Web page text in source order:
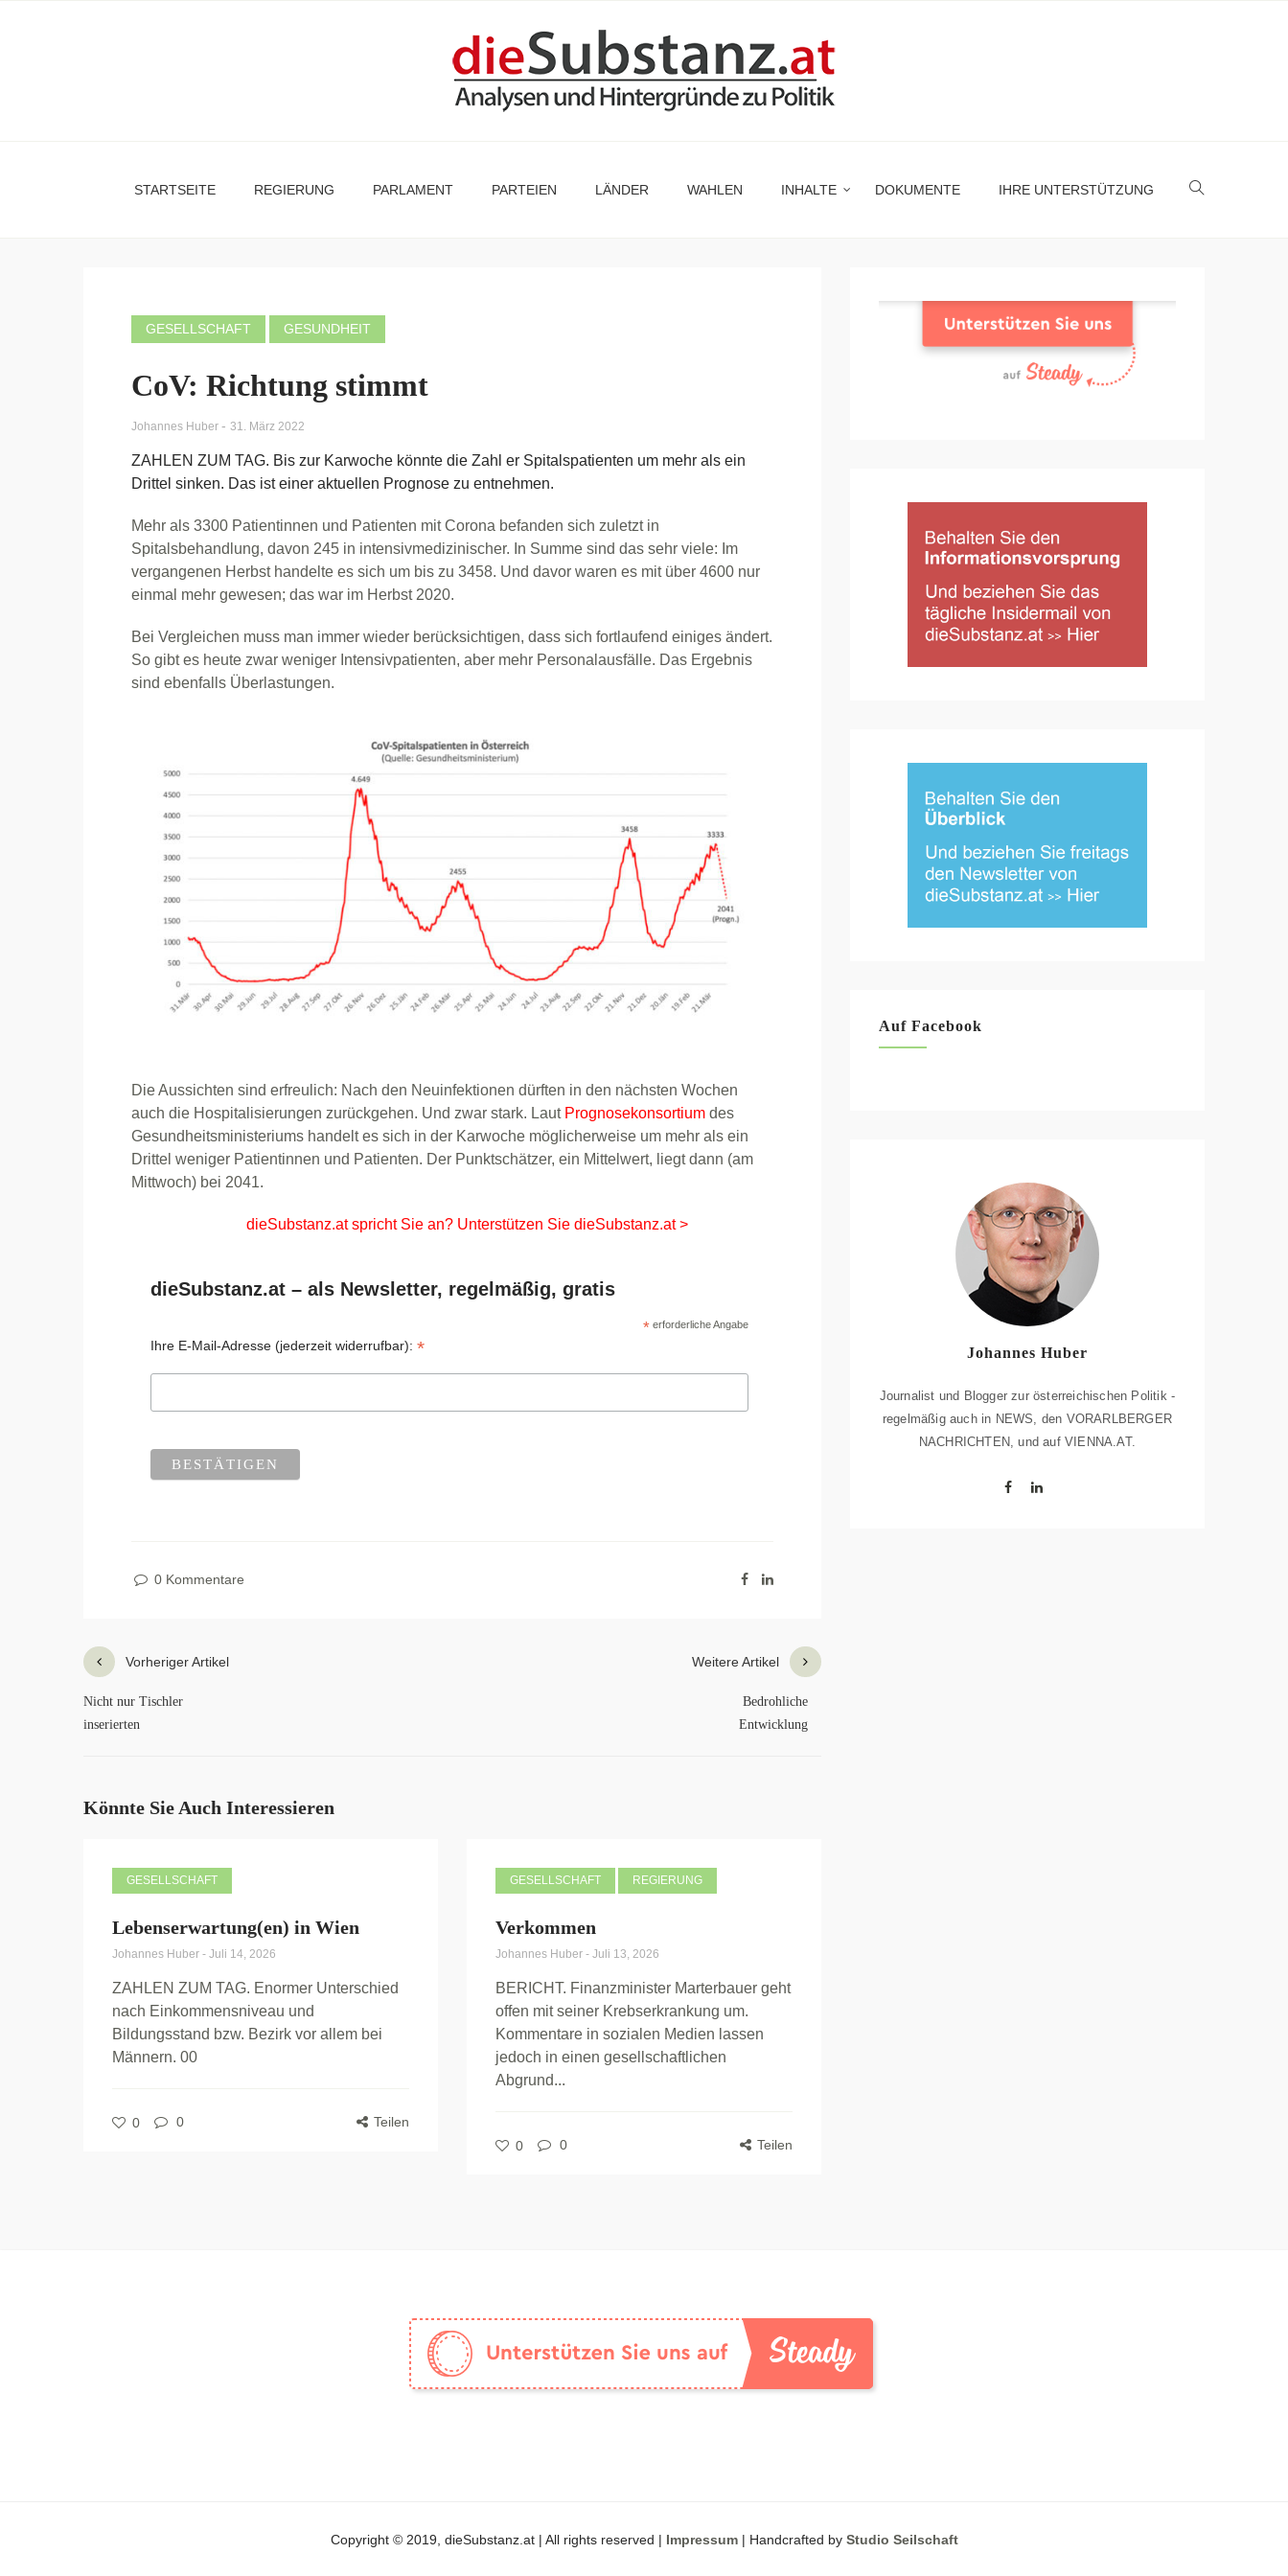
STARTSEITE REGIERUNG PARLAMENT PARTEIEN LÄNDER WAHLEN INHALTE DOKUMENTE IHRE UNTERSTÜTZUNG
GESELLSCHAFT GESUNDHEIT
CoV: Richtung stimmt
Johannes Huber - 31. März 2022
ZAHLEN ZUM TAG. Bis zur Karwoche könnte die Zahl er Spitalspatienten um mehr als ein
Drittel sinken. Das ist einer aktuellen Prognose zu entnehmen.
Mehr als 3300 Patientinnen und Patienten mit Corona befanden sich zuletzt in
Spitalsbehandlung, davon 245 in intensivmedizinischer. In Summe sind das sehr viele: Im
vergangenen Herbst handelte es sich um bis zu 3458. Und davor waren es mit über 4600 nur
einmal mehr gewesen; das war im Herbst 2020.
Bei Vergleichen muss man immer wieder berücksichtigen, dass sich fortlaufend einiges ändert.
So gibt es heute zwar weniger Intensivpatienten, aber mehr Personalausfälle. Das Ergebnis
sind ebenfalls Überlastungen.
Die Aussichten sind erfreulich: Nach den Neuinfektionen dürften in den nächsten Wochen
auch die Hospitalisierungen zurückgehen. Und zwar stark. Laut Prognosekonsortium des
Gesundheitsministeriums handelt es sich in der Karwoche möglicherweise um mehr als ein
Drittel weniger Patientinnen und Patienten. Der Punktschätzer, ein Mittelwert, liegt dann (am
Mittwoch) bei 2041.
dieSubstanz.at spricht Sie an? Unterstützen Sie dieSubstanz.at >
dieSubstanz.at – als Newsletter, regelmäßig, gratis
* erforderliche Angabe
Ihre E-Mail-Adresse (jederzeit widerrufbar):*
0 Kommentare
Vorheriger Artikel
Nicht nur Tischler
inserierten
Weitere Artikel
Bedrohliche
Entwicklung
Könnte Sie Auch Interessieren
GESELLSCHAFT
Lebenserwartung(en) in Wien
Johannes Huber - Juli 14, 2026
ZAHLEN ZUM TAG. Enormer Unterschied
nach Einkommensniveau und
Bildungsstand bzw. Bezirk vor allem bei
Männern. 00
0 0 Teilen
GESELLSCHAFT REGIERUNG
Verkommen
Johannes Huber - Juli 13, 2026
BERICHT. Finanzminister Marterbauer geht
offen mit seiner Krebserkrankung um.
Kommentare in sozialen Medien lassen
jedoch in einen gesellschaftlichen
Abgrund...
0 0 Teilen
Auf Facebook
Johannes Huber
Journalist und Blogger zur österreichischen Politik -
regelmäßig auch in NEWS, den VORARLBERGER
NACHRICHTEN, und auf VIENNA.AT.
Copyright © 2019, dieSubstanz.at | All rights reserved | Impressum| Handcrafted by Studio Seilschaft